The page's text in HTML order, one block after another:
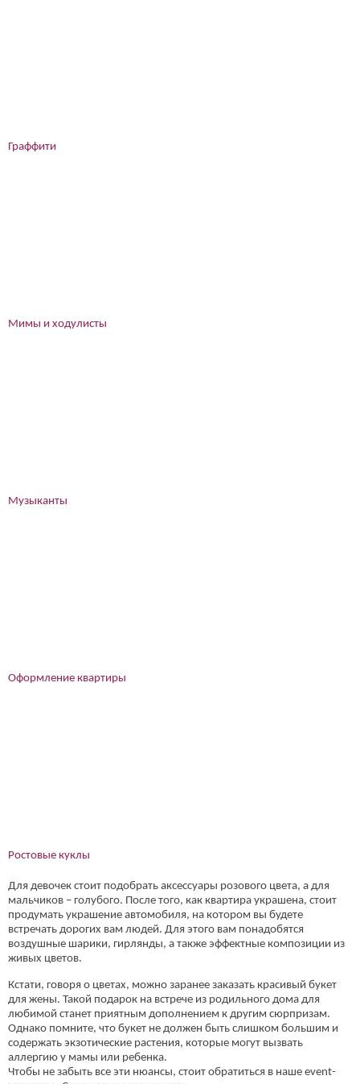
Граффити
Мимы и ходулисты
Музыканты
Оформление квартиры
Ростовые куклы
Для девочек стоит подобрать аксессуары розового цвета, а для
мальчиков – голубого. После того, как квартира украшена, стоит
продумать украшение автомобиля, на котором вы будете
встречать дорогих вам людей. Для этого вам понадобятся
воздушные шарики, гирлянды, а также эффектные композиции из
живых цветов.
Кстати, говоря о цветах, можно заранее заказать красивый букет
для жены. Такой подарок на встрече из родильного дома для
любимой станет приятным дополнением к другим сюрпризам.
Однако помните, что букет не должен быть слишком большим и
содержать экзотические растения, которые могут вызвать
аллергию у мамы или ребенка.
Чтобы не забыть все эти нюансы, стоит обратиться в наше event-